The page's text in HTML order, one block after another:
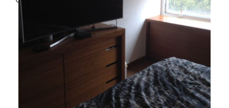
Accesibilidad para adultos mayores
Accesibilidad para personas con
discapacidad
Cocina equipada
Cocina integral